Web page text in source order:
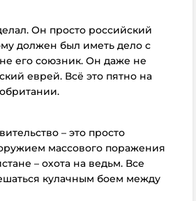
Он просто российский
должен был иметь дело с
его союзник. Он даже не
еврей. Всё это пятно на
– это просто
массового поражения
– охота на ведьм. Все
кулачным боем между